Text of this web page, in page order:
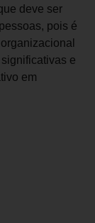
deve ser
pois é
e
em